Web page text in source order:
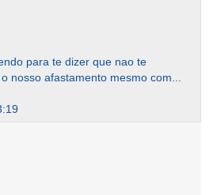
para te dizer que nao te
nosso afastamento mesmo com...